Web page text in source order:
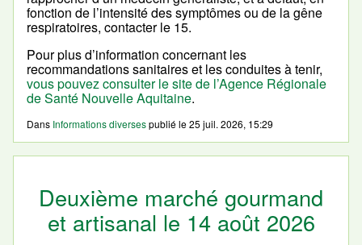
fonction de l’intensité des symptômes ou de la gêne
respiratoires, contacter le 15.
Pour plus d’information concernant les
recommandations sanitaires et les conduites à tenir,
vous pouvez consulter le site de l’Agence Régionale
de Santé Nouvelle Aquitaine.
Dans Informations diversespublié le25 juil. 2026, 15:29
Deuxième marché gourmand
et artisanal le 14 août 2026